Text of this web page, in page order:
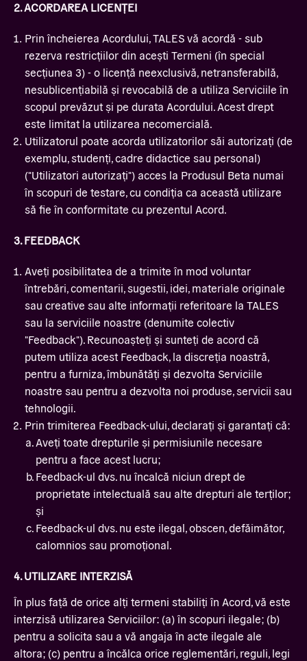
2. ACORDAREA LICENȚEI
Prin încheierea Acordului, TALES vă acordă - sub
rezerva restricțiilor din acești Termeni (în special
secțiunea 3) - o licență neexclusivă, netransferabilă,
nesublicențiabilă și revocabilă de a utiliza Serviciile în
scopul prevăzut și pe durata Acordului. Acest drept
este limitat la utilizarea necomercială.
Utilizatorul poate acorda utilizatorilor săi autorizați (de
exemplu, studenți, cadre didactice sau personal)
("Utilizatori autorizați") acces la Produsul Beta numai
în scopuri de testare, cu condiția ca această utilizare
să fie în conformitate cu prezentul Acord.
3. FEEDBACK
Aveți posibilitatea de a trimite în mod voluntar
întrebări, comentarii, sugestii, idei, materiale originale
sau creative sau alte informații referitoare la TALES
sau la serviciile noastre (denumite colectiv
"Feedback"). Recunoașteți și sunteți de acord că
putem utiliza acest Feedback, la discreția noastră,
pentru a furniza, îmbunătăți și dezvolta Serviciile
noastre sau pentru a dezvolta noi produse, servicii sau
tehnologii.
Prin trimiterea Feedback-ului, declarați și garantați că:
Aveți toate drepturile și permisiunile necesare
pentru a face acest lucru;
Feedback-ul dvs. nu încalcă niciun drept de
proprietate intelectuală sau alte drepturi ale terților;
și
Feedback-ul dvs. nu este ilegal, obscen, defăimător,
calomnios sau promoțional.
4. UTILIZARE INTERZISĂ
În plus față de orice alți termeni stabiliți în Acord, vă este
interzisă utilizarea Serviciilor: (a) în scopuri ilegale; (b)
pentru a solicita sau a vă angaja în acte ilegale ale
altora; (c) pentru a încălca orice reglementări, reguli, legi